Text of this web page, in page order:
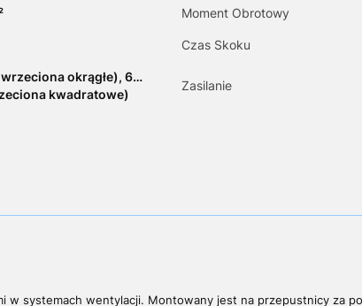
Moment Obrotowy
Czas Skoku
okrągłe), 6…
kwadratowe)
Zasilanie
w systemach wentylacji. Montowany jest na przepustnicy za